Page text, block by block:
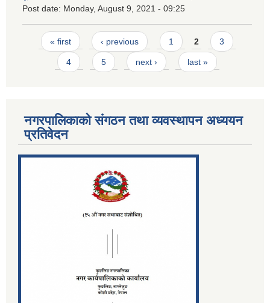
Post date: Monday, August 9, 2021 - 09:25
Pages
« first ‹ previous 1 2 3
4 5 next › last »
नगरपालिकाको संगठन तथा व्यवस्थापन अध्ययन
प्रतिवेदन